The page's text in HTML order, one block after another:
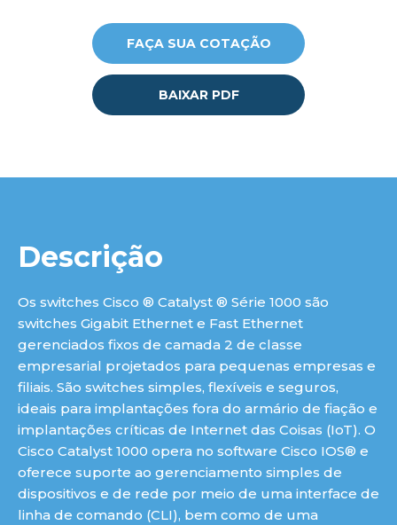
FAÇA SUA COTAÇÃO
BAIXAR PDF
Descrição
Os switches Cisco ® Catalyst ® Série 1000 são
switches Gigabit Ethernet e Fast Ethernet
gerenciados fixos de camada 2 de classe
empresarial projetados para pequenas empresas e
filiais. São switches simples, flexíveis e seguros,
ideais para implantações fora do armário de fiação e
implantações críticas de Internet das Coisas (IoT). O
Cisco Catalyst 1000 opera no software Cisco IOS® e
oferece suporte ao gerenciamento simples de
dispositivos e de rede por meio de uma interface de
linha de comando (CLI), bem como de uma